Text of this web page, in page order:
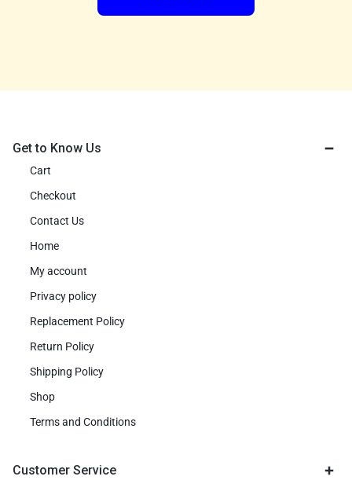
Get to Know Us
Cart
Checkout
Contact Us
Home
My account
Privacy policy
Replacement Policy
Return Policy
Shipping Policy
Shop
Terms and Conditions
Customer Service